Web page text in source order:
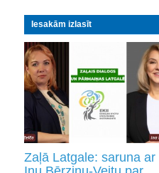
Iesakām izlasīt
Zaļā Latgale: saruna ar